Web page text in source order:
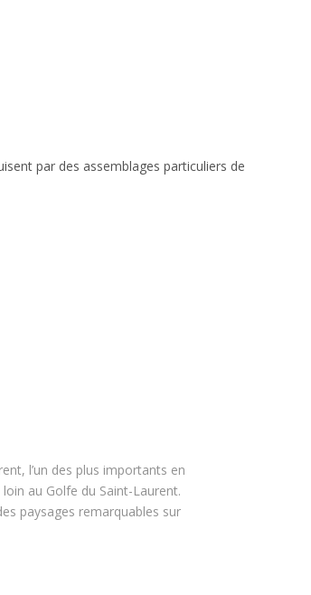
par des assemblages particuliers de
l’un des plus importants en
au Golfe du Saint-Laurent.
paysages remarquables sur